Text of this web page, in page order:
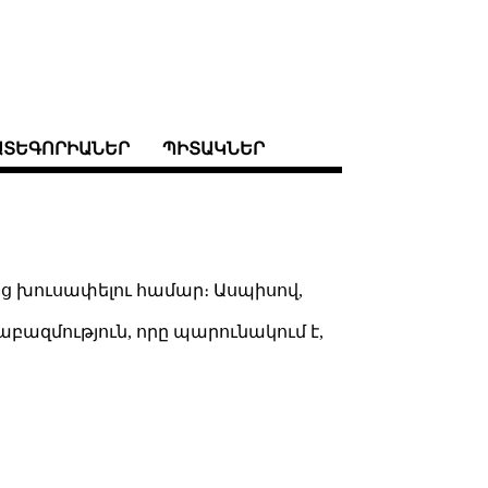
ՊԻՏԱԿՆԵՐ
խուսափելու համար։ Ասպիսով,
որը պարունակում է,